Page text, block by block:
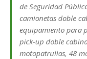
de Seguridad
camionetas doble
equipamiento para
pick-up doble
motopatrullas, 48